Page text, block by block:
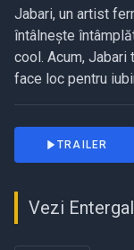
Jabari, un artist
întâlnește
cool. Acum,
face loc pentru
TRAILER
Vezi